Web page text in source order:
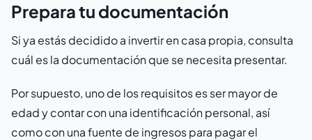
Prepara tu documentación
Si ya estás decidido a invertir en casa propia, consulta
cuál es la documentación que se necesita presentar.
Por supuesto, uno de los requisitos es ser mayor de
edad y contar con una identificación personal, así
como con una fuente de ingresos para pagar el